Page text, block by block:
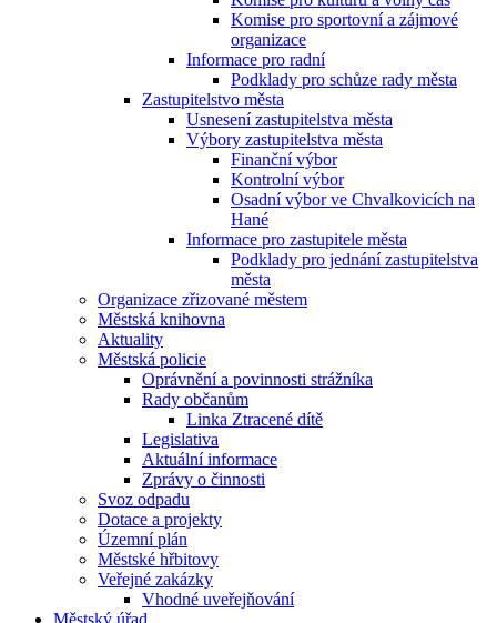
Komise pro sportovní a zájmové
organizace
Informace pro radní
Podklady pro schůze rady města
Zastupitelstvo města
Usnesení zastupitelstva města
Výbory zastupitelstva města
Finanční výbor
Kontrolní výbor
Osadní výbor ve Chvalkovicích na
Hané
Informace pro zastupitele města
Podklady pro jednání zastupitelstva
města
Organizace zřizované městem
Městská knihovna
Aktuality
Městská policie
Oprávnění a povinnosti strážníka
Rady občanům
Linka Ztracené dítě
Legislativa
Aktuální informace
Zprávy o činnosti
Svoz odpadu
Dotace a projekty
Územní plán
Městské hřbitovy
Veřejné zakázky
Vhodné uveřejňování
Městský úřad